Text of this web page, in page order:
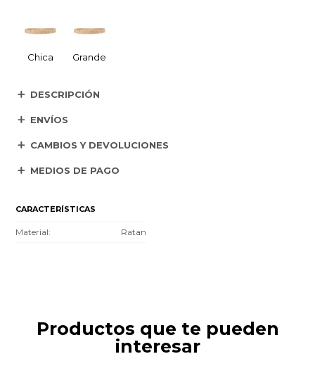
Chica Grande
DESCRIPCIÓN
ENVÍOS
CAMBIOS Y DEVOLUCIONES
MEDIOS DE PAGO
CARACTERÍSTICAS
Material Ratan
Productos que te pueden
interesar